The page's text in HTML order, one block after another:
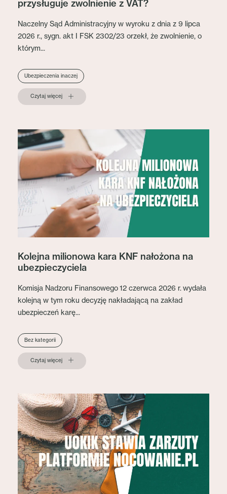
przysługuje zwolnienie z VAT?
Naczelny Sąd Administracyjny w wyroku z dnia z 9 lipca
2026 r., sygn. akt I FSK 2302/23 orzekł, że zwolnienie, o
którym...
Ubezpieczenia inaczej
Czytaj więcej
Kolejna milionowa kara KNF nałożona na
ubezpieczyciela
Komisja Nadzoru Finansowego 12 czerwca 2026 r. wydała
kolejną w tym roku decyzję nakładającą na zakład
ubezpieczeń karę...
Bez kategorii
Czytaj więcej